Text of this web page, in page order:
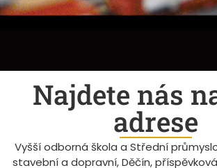
Najdete nás
adrese
Vyšší odborná škola a Střední
stavební a dopravní, Děčín,